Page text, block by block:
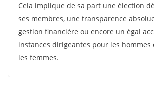
Cela implique de sa part une élection
ses membres, une transparence
gestion financière ou encore un égal
instances dirigeantes pour les hommes
les femmes.